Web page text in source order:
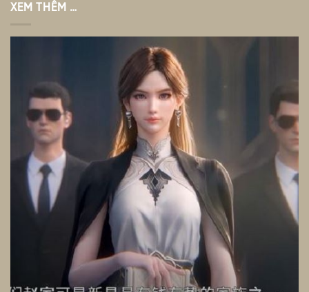
XEM THÊM …